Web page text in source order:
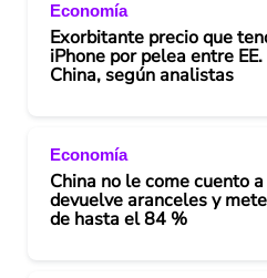
Economía
Exorbitante precio que
iPhone por pelea entre
China, según analistas
Economía
China no le come cuento
devuelve aranceles y
de hasta el 84 %